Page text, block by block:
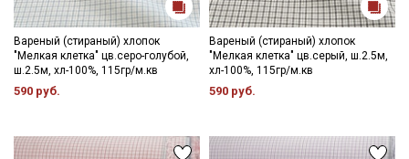
- противопоказано употребление отбеливателей;
- сушить в расправленном, подвешенном состоянии (не
пересушивать).
Цветопередача может отличаться от оригинального цвета
Вареный (стираный) хлопок
"Мелкая клетка" цв.серо-голубой,
ш.2.5м, хл-100%, 115гр/м.кв
590 руб.
Вареный (стираный) хлопок
"Мелкая клетка" цв.серый, ш.2.5м,
хл-100%, 115гр/м.кв
590 руб.